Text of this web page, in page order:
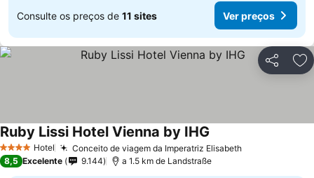
Consulte os preços de 11 sites Ver preços
Partilhar
4 EstrelasHotel Conceito de viagem da Imperatriz Elisabeth
Ruby Lissi Hotel Vienna by IHG
8,5 Excelente 9.144 a 1.5 km de Landstraße